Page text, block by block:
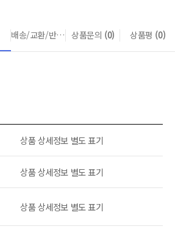
배송/교환/반품 안내 상품문의 (0) 상품평 (0)
상품 상세정보 별도 표기
상품 상세정보 별도 표기
상품 상세정보 별도 표기